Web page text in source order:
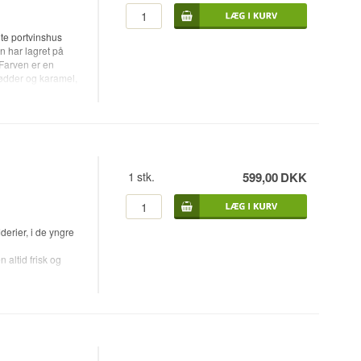
portvinshus
har lagret på
er en
og karamel,
en lang,
i de yngre
altid frisk og
1 stk. 599,00DKK